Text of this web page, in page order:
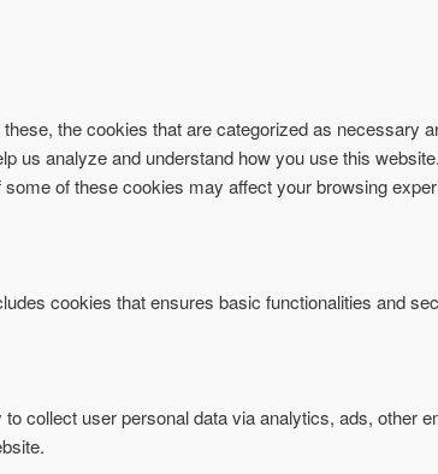
the cookies that are categorized as necessary
us analyze and understand how you use this
of these cookies may affect your browsing
cookies that ensures basic functionalities and
collect user personal data via analytics, ads, other